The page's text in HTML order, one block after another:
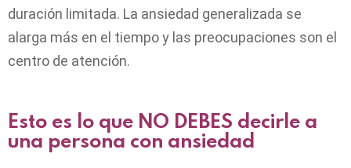
duración limitada. La ansiedad generalizada se
alarga más en el tiempo y las preocupaciones son el
centro de atención.
Esto es lo que NO DEBES decirle a
una persona con ansiedad